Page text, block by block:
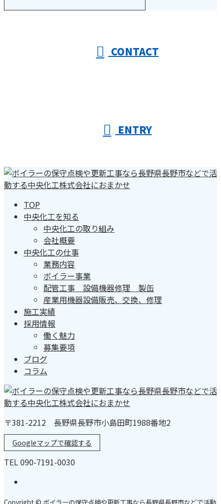
CONTACT
ENTRY
TOP
中央化工を知る
中央化工の取り組み
会社概要
中央化工の仕事
業務内容
ボイラー事業
配管工事 設備機器修理 製缶
産業用機器設備販売、交換、修理
施工実績
採用情報
働く魅力
募集要項
ブログ
コラム
〒381-2212 長野県長野市小島田町1988番地2
Googleマップで確認する
TEL 090-7191-0030